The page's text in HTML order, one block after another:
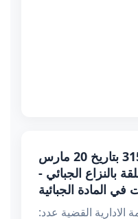
قرار تعقيبي عدد 315120 بتاريخ 20 مارس
بالنزاع الجبائي -
في المادة الجبائية
الادارية القضية عدد: